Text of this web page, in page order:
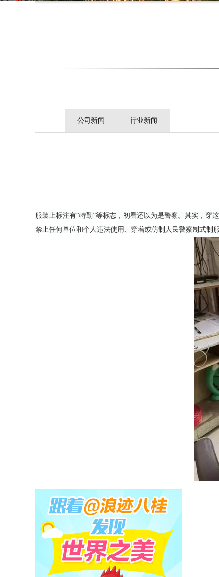
公司新闻 行业新闻
服装上标注有“特勤”等标志，初看还以为是警察。其实，穿
禁止任何单位和个人违法使用、穿着或仿制人民警察制式制